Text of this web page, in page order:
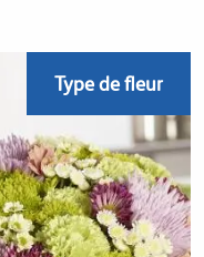
Type de fleur